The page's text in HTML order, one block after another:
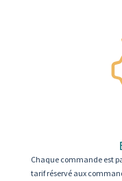
Chaque commande est
tarif réservé aux